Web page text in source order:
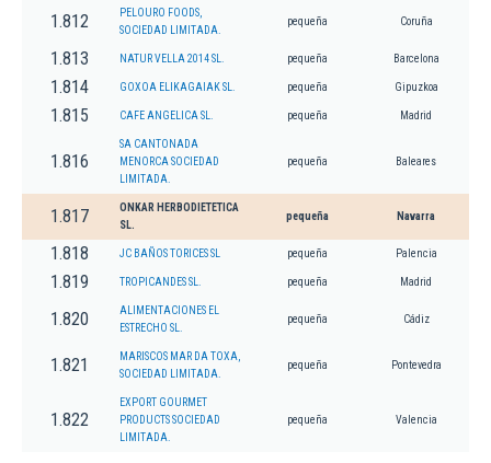
1.812
PELOURO FOODS,
SOCIEDAD LIMITADA.
pequeña Coruña
1.813 NATUR VELLA 2014 SL. pequeña Barcelona
1.814 GOXOA ELIKAGAIAK SL. pequeña Gipuzkoa
1.815 CAFE ANGELICA SL. pequeña Madrid
1.816
SA CANTONADA
MENORCA SOCIEDAD
LIMITADA.
pequeña Baleares
1.817
ONKAR HERBODIETETICA
SL.
pequeña Navarra
1.818 JC BAÑOS TORICES SL pequeña Palencia
1.819 TROPICANDES SL. pequeña Madrid
1.820
ALIMENTACIONES EL
ESTRECHO SL.
pequeña Cádiz
1.821
MARISCOS MAR DA TOXA,
SOCIEDAD LIMITADA.
pequeña Pontevedra
1.822
EXPORT GOURMET
PRODUCTS SOCIEDAD
LIMITADA.
pequeña Valencia